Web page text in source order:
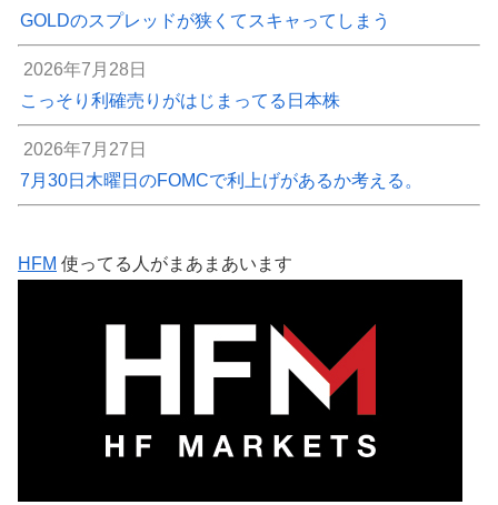
GOLDのスプレッドが狭くてスキャってしまう
2026年7月28日
こっそり利確売りがはじまってる日本株
2026年7月27日
7月30日木曜日のFOMCで利上げがあるか考える。
HFM 使ってる人がまあまあいます